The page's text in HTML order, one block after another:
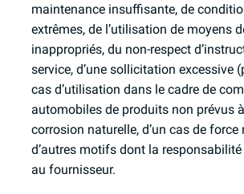
maintenance insuffisante, de
extrêmes, de l’utilisation de moyens
inappropriés, du non-respect
service, d’une sollicitation excessive
cas d’utilisation dans le cadre de
automobiles de produits non prévus
corrosion naturelle, d’un cas de force
d’autres motifs dont la responsabilité
au fournisseur.